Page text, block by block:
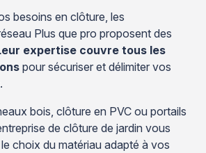
besoins en clôture, les
Plus que pro proposent des
expertise couvre tous les
pour sécuriser et délimiter vos
bois, clôture en PVC ou portails
de clôture de jardin vous
choix du matériau adapté à vos